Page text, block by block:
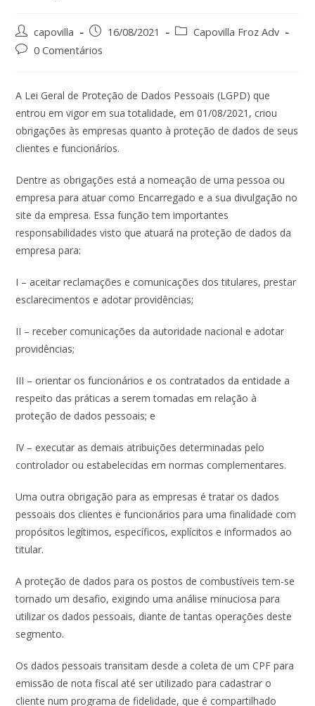
capovilla 16/08/2021
Capovilla Froz Adv
0 Comentários
A Lei Geral de Proteção de Dados Pessoais (LGPD) que
entrou em vigor em sua totalidade, em 01/08/2021, criou
obrigações às empresas quanto à proteção de dados de seus
clientes e funcionários.
Dentre as obrigações está a nomeação de uma pessoa ou
empresa para atuar como Encarregado e a sua divulgação no
site da empresa. Essa função tem importantes
responsabilidades visto que atuará na proteção de dados da
empresa para:
I – aceitar reclamações e comunicações dos titulares, prestar
esclarecimentos e adotar providências;
II – receber comunicações da autoridade nacional e adotar
providências;
III – orientar os funcionários e os contratados da entidade a
respeito das práticas a serem tomadas em relação à
proteção de dados pessoais; e
IV – executar as demais atribuições determinadas pelo
controlador ou estabelecidas em normas complementares.
Uma outra obrigação para as empresas é tratar os dados
pessoais dos clientes e funcionários para uma finalidade com
propósitos legítimos, específicos, explícitos e informados ao
titular.
A proteção de dados para os postos de combustíveis tem-se
tornado um desafio, exigindo uma análise minuciosa para
utilizar os dados pessoais, diante de tantas operações deste
segmento.
Os dados pessoais transitam desde a coleta de um CPF para
emissão de nota fiscal até ser utilizado para cadastrar o
cliente num programa de fidelidade, que é compartilhado